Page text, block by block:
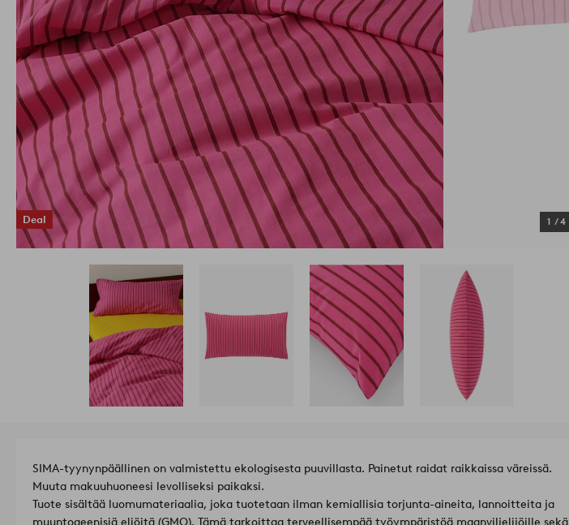
Deal 1 /4
SIMA-tyynynpäällinen on valmistettu ekologisesta puuvillasta. Painetut raidat raikkaissa väreissä.
Muuta makuuhuoneesi levolliseksi paikaksi.
Tuote sisältää luomumateriaalia, joka tuotetaan ilman kemiallisia torjunta-aineita, lannoitteita ja
muuntogeenisiä eliöitä (GMO). Tämä tarkoittaa terveellisempää työympäristöä maanviljelijöille sekä